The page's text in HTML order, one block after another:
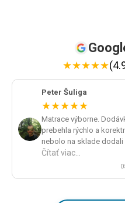
★★★★★
Peter Šuliga
★★★★★
Matrace výborne.
prebehla rýchlo a
nebolo na sklade dodali
dní. Veľká spokojnosť a
som obchod odporúčal.
Čítať viac...